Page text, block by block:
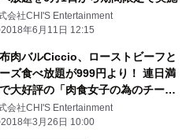
会社CHI'S Entertainment
2018年6月11日 12:15
肉バルCiccio、ローストビーフと
ズ食べ放題が999円より！ 連日満
大好評の「肉食女子の為のチーズ
り」 5月31日まで期間延長！
会社CHI'S Entertainment
2018年3月26日 10:00